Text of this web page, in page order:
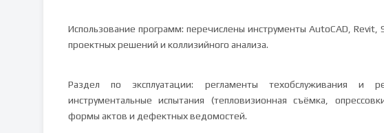
Использование программ: перечислены инструменты AutoCAD, Revit,
проектных решений и коллизийного анализа.
Раздел по эксплуатации: регламенты техобслуживания и
инструментальные испытания (тепловизионная съёмка,
формы актов и дефектных ведомостей.